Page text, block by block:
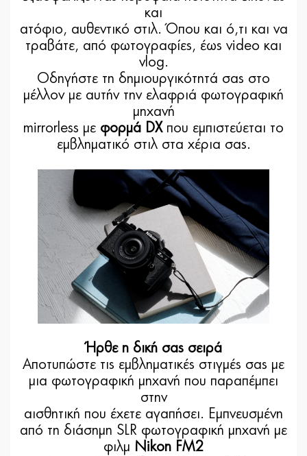
και
ατόφιο, αυθεντικό στιλ. Όπου και ό,τι και να
τραβάτε, από φωτογραφίες, έως video και
vlog.
Οδηγήστε τη δημιουργικότητά σας στο
μέλλον με αυτήν την ελαφριά φωτογραφική
μηχανή
mirrorless με φορμά DXπου εμπιστεύεται το
εμβληματικό στιλ στα χέρια σας.
Ήρθε η δική σας σειρά
Αποτυπώστε τις εμβληματικές στιγμές σας με
μια φωτογραφική μηχανή που παραπέμπει
στην
αισθητική που έχετε αγαπήσει. Εμπνευσμένη
από τη διάσημη SLR φωτογραφική μηχανή με
φιλμ Nikon FM2